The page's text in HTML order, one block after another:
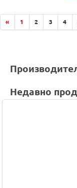
« 1 2 3 4
Недавно